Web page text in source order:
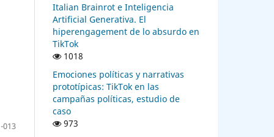
013
Italian Brainrot e Inteligencia
Artificial Generativa. El
hiperengagement de lo absurdo en
TikTok
1018
Emociones políticas y narrativas
prototípicas: TikTok en las
campañas políticas, estudio de
caso
973